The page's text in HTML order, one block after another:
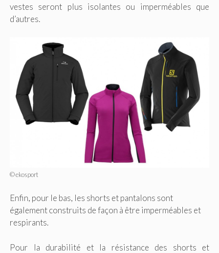
vestes seront plus isolantes ou imperméables que
d’autres.
© ekosport
Enfin, pour le bas, les shorts et pantalons sont
également construits de façon à être imperméables et
respirants.
Pour la durabilité et la résistance des shorts et